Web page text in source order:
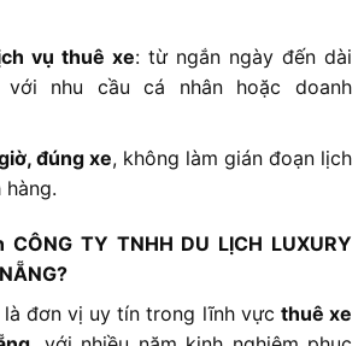
vụ thuê xe: từ ngắn ngày đến dài
với nhu cầu cá nhân hoặc doanh
đúng xe, không làm gián đoạn lịch
TY TNHH DU LỊCH LUXURY
là đơn vị uy tín trong lĩnh vực thuê xe